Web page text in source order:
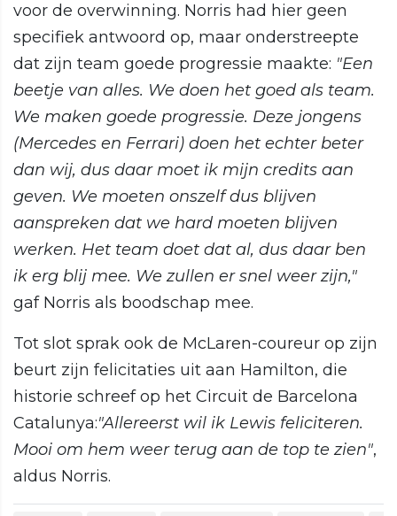
voor de overwinning. Norris had hier geen
specifiek antwoord op, maar onderstreepte
dat zijn team goede progressie maakte: "Een
beetje van alles. We doen het goed als team.
We maken goede progressie. Deze jongens
(Mercedes en Ferrari) doen het echter beter
dan wij, dus daar moet ik mijn credits aan
geven. We moeten onszelf dus blijven
aanspreken dat we hard moeten blijven
werken. Het team doet dat al, dus daar ben
ik erg blij mee. We zullen er snel weer zijn,"
gaf Norris als boodschap mee.
Tot slot sprak ook de McLaren-coureur op zijn
beurt zijn felicitaties uit aan Hamilton, die
historie schreef op het Circuit de Barcelona
Catalunya:"Allereerst wil ik Lewis feliciteren.
Mooi om hem weer terug aan de top te zien",
aldus Norris.